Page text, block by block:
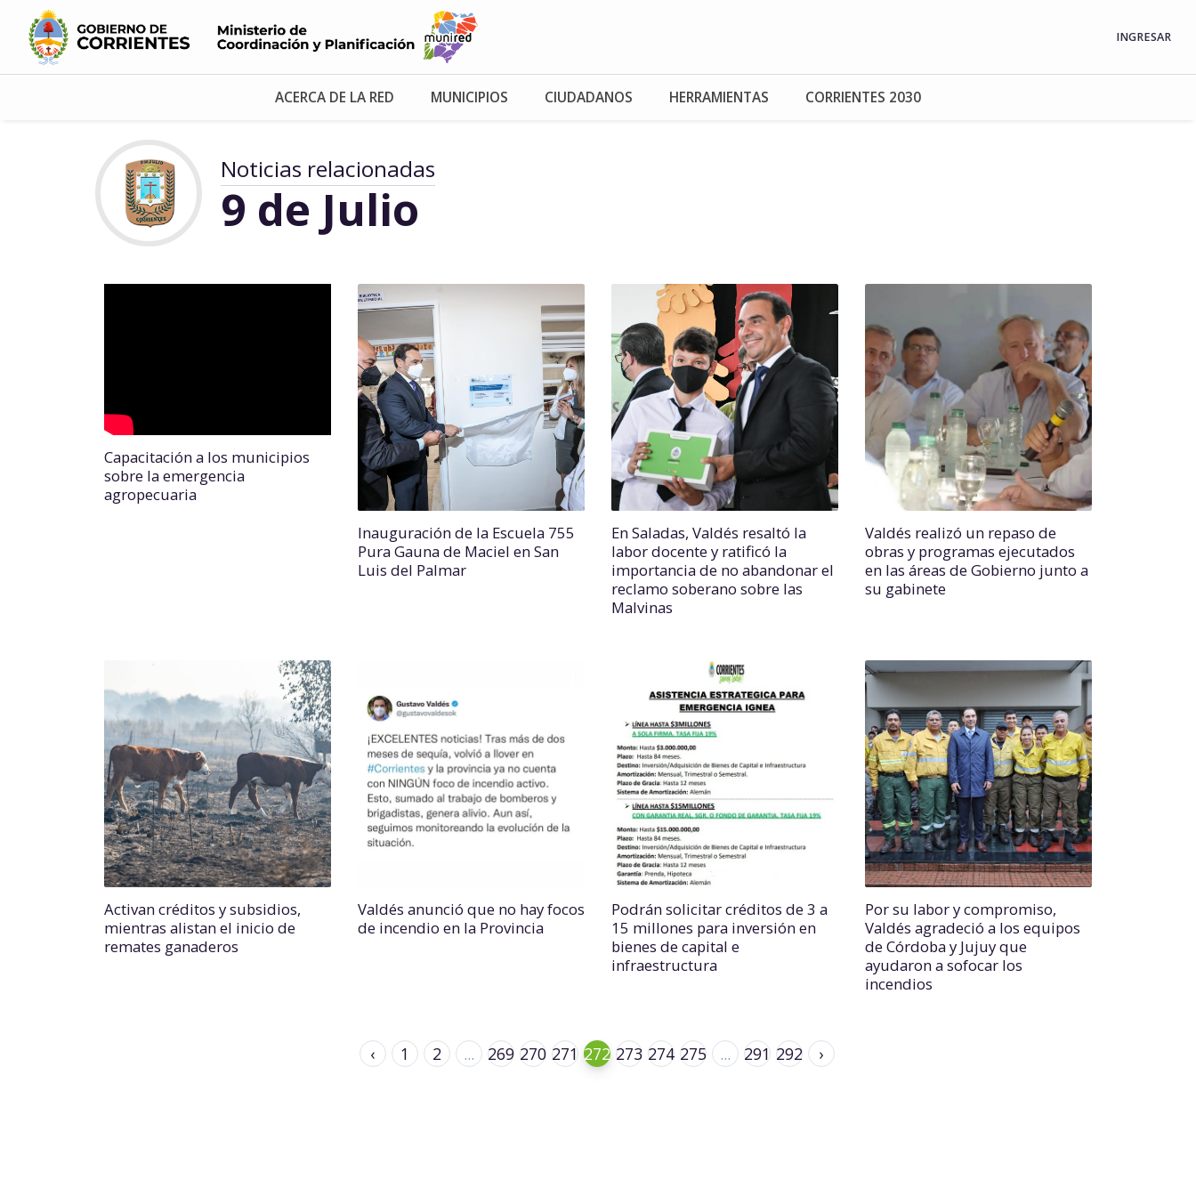
INGRESAR
ACERCA DE LA RED MUNICIPIOS CIUDADANOS HERRAMIENTAS CORRIENTES 2030
Noticias relacionadas
9 de Julio
Capacitación a los municipios
sobre la emergencia
agropecuaria
Inauguración de la Escuela 755
Pura Gauna de Maciel en San
Luis del Palmar
En Saladas, Valdés resaltó la
labor docente y ratificó la
importancia de no abandonar el
reclamo soberano sobre las
Malvinas
Valdés realizó un repaso de
obras y programas ejecutados
en las áreas de Gobierno junto a
su gabinete
Activan créditos y subsidios,
mientras alistan el inicio de
remates ganaderos
Valdés anunció que no hay focos
de incendio en la Provincia
Podrán solicitar créditos de 3 a
15 millones para inversión en
bienes de capital e
infraestructura
Por su labor y compromiso,
Valdés agradeció a los equipos
de Córdoba y Jujuy que
ayudaron a sofocar los
incendios
‹ 1 2 ... 269 270 271 272 273 274 275 ... 291 292 ›